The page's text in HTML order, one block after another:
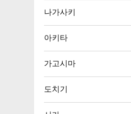
나가사키
아키타
가고시마
도치기